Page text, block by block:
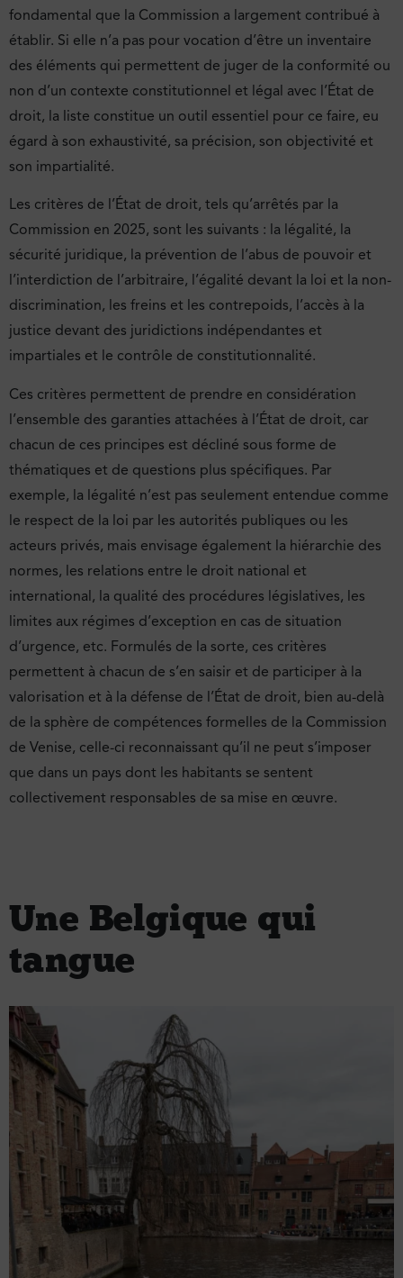
fondamental que la Commission a largement contribué à
établir. Si elle n’a pas pour vocation d’être un inventaire
des éléments qui permettent de juger de la conformité ou
non d’un contexte constitutionnel et légal avec l’État de
droit, la liste constitue un outil essentiel pour ce faire, eu
égard à son exhaustivité, sa précision, son objectivité et
son impartialité.
Les critères de l’État de droit, tels qu’arrêtés par la
Commission en 2025, sont les suivants : la légalité, la
sécurité juridique, la prévention de l’abus de pouvoir et
l’interdiction de l’arbitraire, l’égalité devant la loi et la non-
discrimination, les freins et les contrepoids, l’accès à la
justice devant des juridictions indépendantes et
impartiales et le contrôle de constitutionnalité.
Ces critères permettent de prendre en considération
l’ensemble des garanties attachées à l’État de droit, car
chacun de ces principes est décliné sous forme de
thématiques et de questions plus spécifiques. Par
exemple, la légalité n’est pas seulement entendue comme
le respect de la loi par les autorités publiques ou les
acteurs privés, mais envisage également la hiérarchie des
normes, les relations entre le droit national et
international, la qualité des procédures législatives, les
limites aux régimes d’exception en cas de situation
d’urgence, etc. Formulés de la sorte, ces critères
permettent à chacun de s’en saisir et de participer à la
valorisation et à la défense de l’État de droit, bien au-delà
de la sphère de compétences formelles de la Commission
de Venise, celle-ci reconnaissant qu’il ne peut s’imposer
que dans un pays dont les habitants se sentent
collectivement responsables de sa mise en œuvre.
Une Belgique qui
tangue